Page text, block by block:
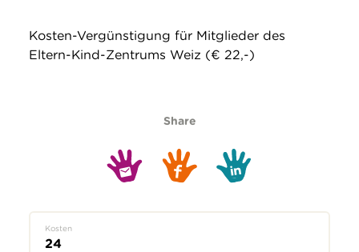
Kosten-Vergünstigung für Mitglieder des
Eltern-Kind-Zentrums Weiz (€ 22,-)
Share
Kosten
24